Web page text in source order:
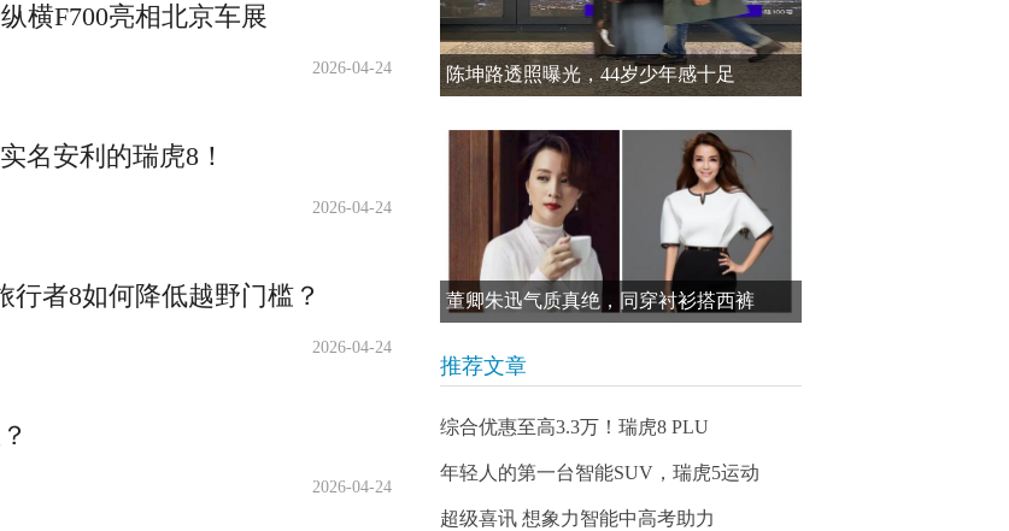
横F700亮相北京车展
2026-04-24
名安利的瑞虎8！
2026-04-24
行者8如何降低越野门槛？
2026-04-24
2026-04-24
陈坤路透照曝光，44岁少年感十足
董卿朱迅气质真绝，同穿衬衫搭西裤
推荐文章
综合优惠至高3.3万！瑞虎8 PLU
年轻人的第一台智能SUV，瑞虎5运动
超级喜讯 想象力智能中高考助力